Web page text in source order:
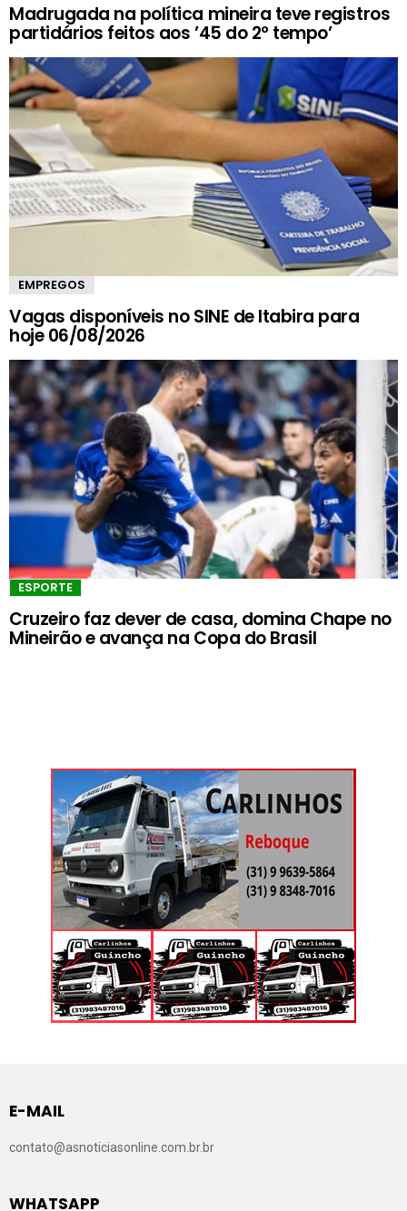
Madrugada na política mineira teve registros
partidários feitos aos ’45 do 2º tempo’
EMPREGOS
Vagas disponíveis no SINE de Itabira para
hoje 06/08/2026
ESPORTE
Cruzeiro faz dever de casa, domina Chape no
Mineirão e avança na Copa do Brasil
E-MAIL
contato@asnoticiasonline.com.br.br
WHATSAPP